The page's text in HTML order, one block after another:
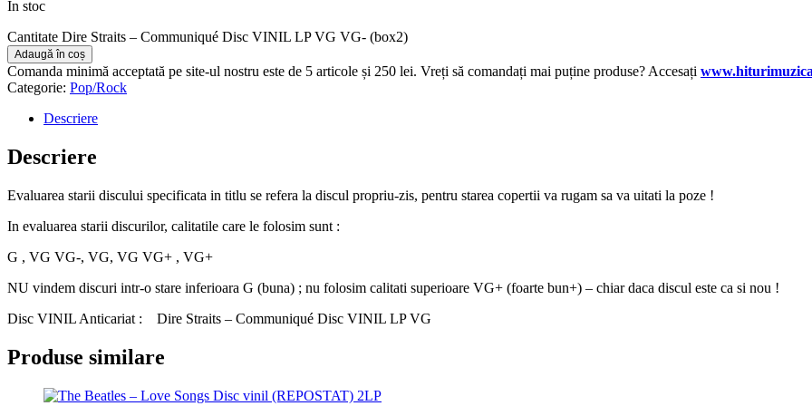
În stoc
Cantitate Dire Straits – Communiqué Disc VINIL LP VG VG- (box2)
Adaugă în coș
Comanda minimă acceptată pe site-ul nostru este de 5 articole și 250 lei. Vreți să comandați mai puține produse? Accesați
Categorie: Pop/Rock
Descriere
Descriere
Evaluarea starii discului specificata in titlu se refera la discul propriu-zis, pentru starea copertii va rugam sa va uitati la poze !
In evaluarea starii discurilor, calitatile care le folosim sunt :
G , VG VG-, VG, VG VG+ , VG+
NU vindem discuri intr-o stare inferioara G (buna) ; nu folosim calitati superioare VG+ (foarte bun+) – chiar daca discul este ca si nou !
Disc VINIL Anticariat : Dire Straits – Communiqué Disc VINIL LP VG
Produse similare